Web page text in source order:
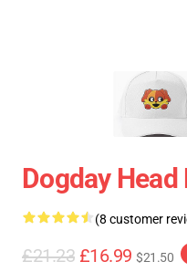
Dogday
(8 customer
£21.23 £16.99 $21.50